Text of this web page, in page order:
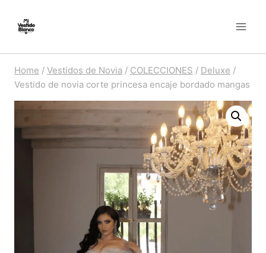
Home / Vestidos de Novia / COLECCIONES / Deluxe /
Vestido de novia corte princesa encaje bordado mangas